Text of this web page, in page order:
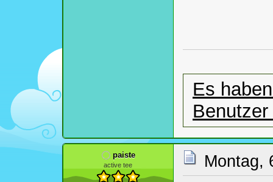
Es
paiste
active tee Montag,